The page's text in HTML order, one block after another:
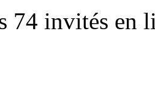
74 invités en